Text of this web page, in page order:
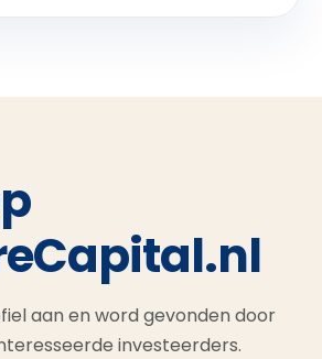
aan en word gevonden door
investeerders.